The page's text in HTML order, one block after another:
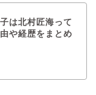
は北村匠海って
や経歴をまとめ